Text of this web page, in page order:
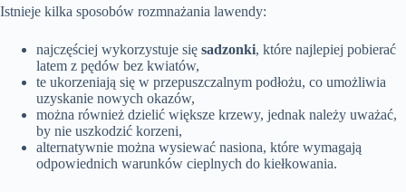
Istnieje kilka sposobów rozmnażania lawendy:
najczęściej wykorzystuje się sadzonki, które najlepiej pobierać
latem z pędów bez kwiatów,
te ukorzeniają się w przepuszczalnym podłożu, co umożliwia
uzyskanie nowych okazów,
można również dzielić większe krzewy, jednak należy uważać,
by nie uszkodzić korzeni,
alternatywnie można wysiewać nasiona, które wymagają
odpowiednich warunków cieplnych do kiełkowania.